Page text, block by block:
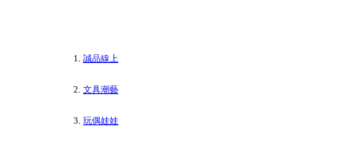
誠品線上
文具潮藝
玩偶娃娃